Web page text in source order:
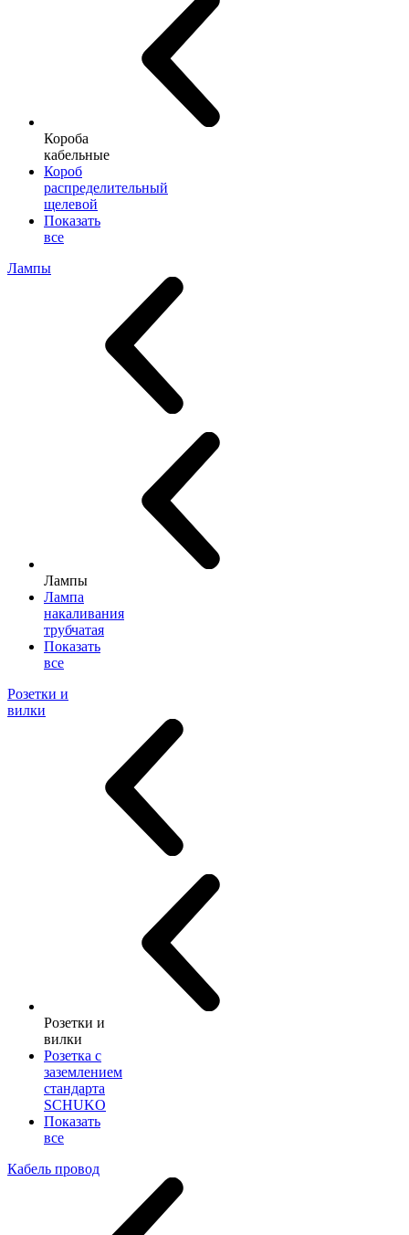
Короба
кабельные
Короб
распределительный
щелевой
Показать
все
Лампы
Лампы
Лампа
накаливания
трубчатая
Показать
все
Розетки и
вилки
Розетки и
вилки
Розетка с
заземлением
стандарта
SCHUKO
Показать
все
Кабель провод